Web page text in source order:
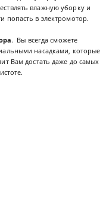
влажную уборку и
попасть в электромотор.
. Вы всегда сможете
насадками, которые
Вам достать даже до самых